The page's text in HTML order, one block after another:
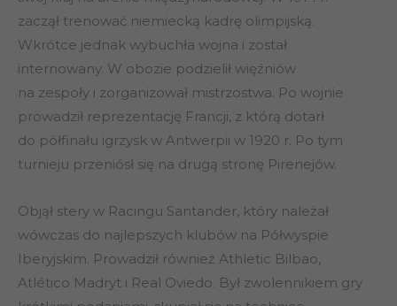
zaczął trenować niemiecką kadrę olimpijską.
Wkrótce jednak wybuchła wojna i został
internowany. W obozie podzielił więźniów
na zespoły i zorganizował mistrzostwa. Po wojnie
prowadził reprezentację Francji, z którą dotarł
do półfinału igrzysk w Antwerpii w 1920 r. Po tym
turnieju przeniósł się na drugą stronę Pirenejów.
Objął stery w Racingu Santander, który należał
wówczas do najlepszych klubów na Półwyspie
Iberyjskim. Prowadził również Athletic Bilbao,
Atlético Madryt i Real Oviedo. Był zwolennikiem gry